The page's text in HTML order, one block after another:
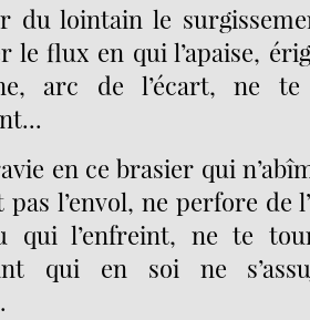
du lointain le
le flux en qui l’apaise,
arc de l’écart, ne te
en ce brasier qui
l’envol, ne perfore de
qui l’enfreint, ne te
qui en soi ne